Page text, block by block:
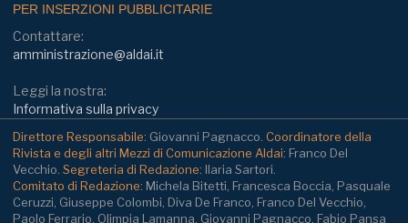
PER INSERZIONI PUBBLICITARIE
Contattare:
amministrazione@aldai.it
Leggi la nostra:
Informativa sulla privacy
Direttore Responsabile: Giovanni Pagnacco. Coordinatore della
Rivista e degli altri Mezzi di Comunicazione Aldai: Franco Del
Vecchio. Segreteria di Redazione: Ilaria Sartori.
Comitato di Redazione: Michela Bitetti, Francesca Boccia, Pasquale
Ceruzzi, Giuseppe Colombi, Diva De Franco, Franco Del Vecchio,
Paolo Ferrario, Olimpia Lamanna, Giovanni Pagnacco, Fabio Pansa